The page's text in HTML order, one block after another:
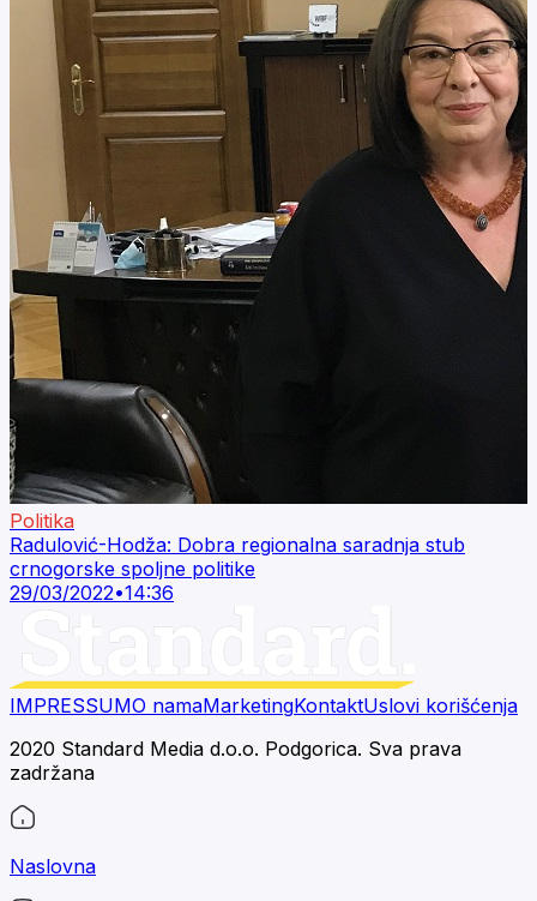
Politika
Radulović-Hodža: Dobra regionalna saradnja stub
crnogorske spoljne politike
29/03/2022•14:36
IMPRESSUMO namaMarketingKontaktUslovi korišćenja
2020 Standard Media d.o.o. Podgorica. Sva prava
zadržana
Naslovna